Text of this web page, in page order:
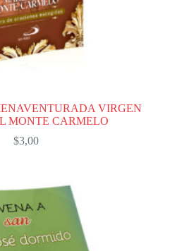
VIRGEN
MONTE CARMELO
$3,00